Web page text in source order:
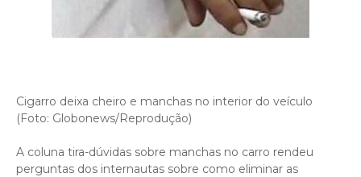
Cigarro deixa cheiro e manchas no interior do veículo
(Foto: Globonews/Reprodução)
A coluna tira-dúvidas sobre manchas no carro rendeu
perguntas dos internautas sobre como eliminar as